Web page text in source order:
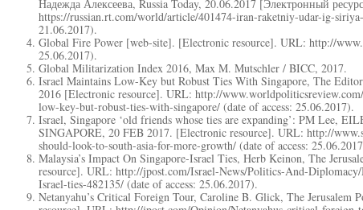
Надежда Алексеева, Russia Today, 20.06.2017 [Электронный
https://russian.rt.com/world/article/401474-iran-raketniy-udar-ig-
21.06.2017).
Global Fire Power [web-site]. [Electronic resource]. URL: http://
25.06.2017).
Global Militarization Index 2016, Max M. Mutschler / BICC, 2017.
Israel Maintains Low-Key but Robust Ties With Singapore, The
2016 [Electronic resource]. URL: http://
low-key-but-robust-ties-with-singapore/ (date of access: 25.06.2017).
Israel, Singapore ‘old friends whose ties are expanding’: PM Lee,
SINGAPORE, 20 FEB 2017. [Electronic resource]. URL: http://
should-look-to-south-asia-for-more-growth/ (date of access:
Malaysia’s Impact On Singapore-Israel Ties, Herb Keinon, The
resource]. URL: http://jpost.com/Israel-News/Politics-And-
Israel-ties-482135/ (date of access: 25.06.2017).
Netanyahu’s Critical Foreign Tour, Caroline B. Glick, The Jerusalem